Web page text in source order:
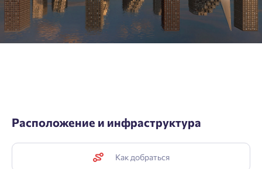
Расположение и инфраструктура
Как добраться
Подтвердить